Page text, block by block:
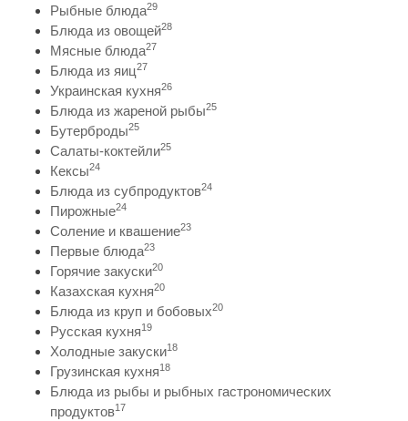
Рыбные блюда29
Блюда из овощей28
Мясные блюда27
Блюда из яиц27
Украинская кухня26
Блюда из жареной рыбы25
Бутерброды25
Салаты-коктейли25
Кексы24
Блюда из субпродуктов24
Пирожные24
Соление и квашение23
Первые блюда23
Горячие закуски20
Казахская кухня20
Блюда из круп и бобовых20
Русская кухня19
Холодные закуски18
Грузинская кухня18
Блюда из рыбы и рыбных гастрономических
продуктов17